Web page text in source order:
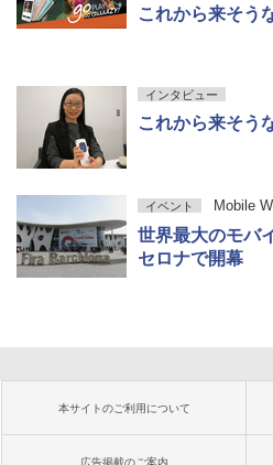
これから来そう
インタビュー
これから来そう
イベント Mobile
世界最大のモバ
セロナで開幕
本サイトのご利用について
広告掲載のご案内